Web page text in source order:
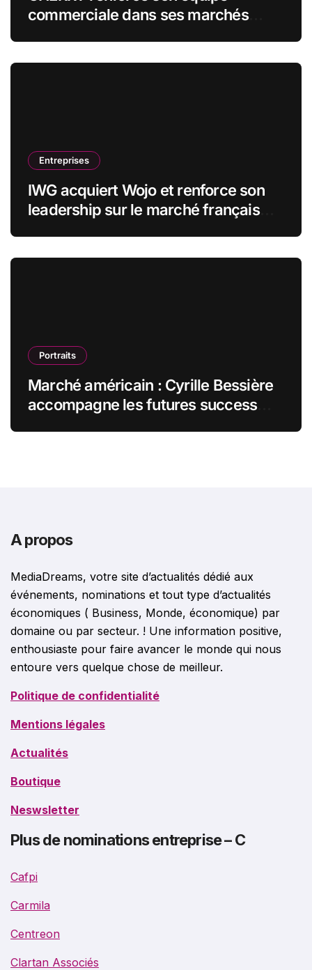
commerciale dans ses marchés
Entreprises
IWG acquiert Wojo et renforce son
leadership sur le marché français
Portraits
Marché américain : Cyrille Bessière
accompagne les futures success
A propos
MediaDreams, votre site d’actualités dédié aux
événements, nominations et tout type d’actualités
économiques ( Business, Monde, économique) par
domaine ou par secteur. ! Une information positive,
enthousiaste pour faire avancer le monde qui nous
entoure vers quelque chose de meilleur.
Politique de confidentialité
Mentions légales
Actualités
Boutique
Neswsletter
Plus de nominations entreprise – C
Cafpi
Carmila
Centreon
Clartan Associés